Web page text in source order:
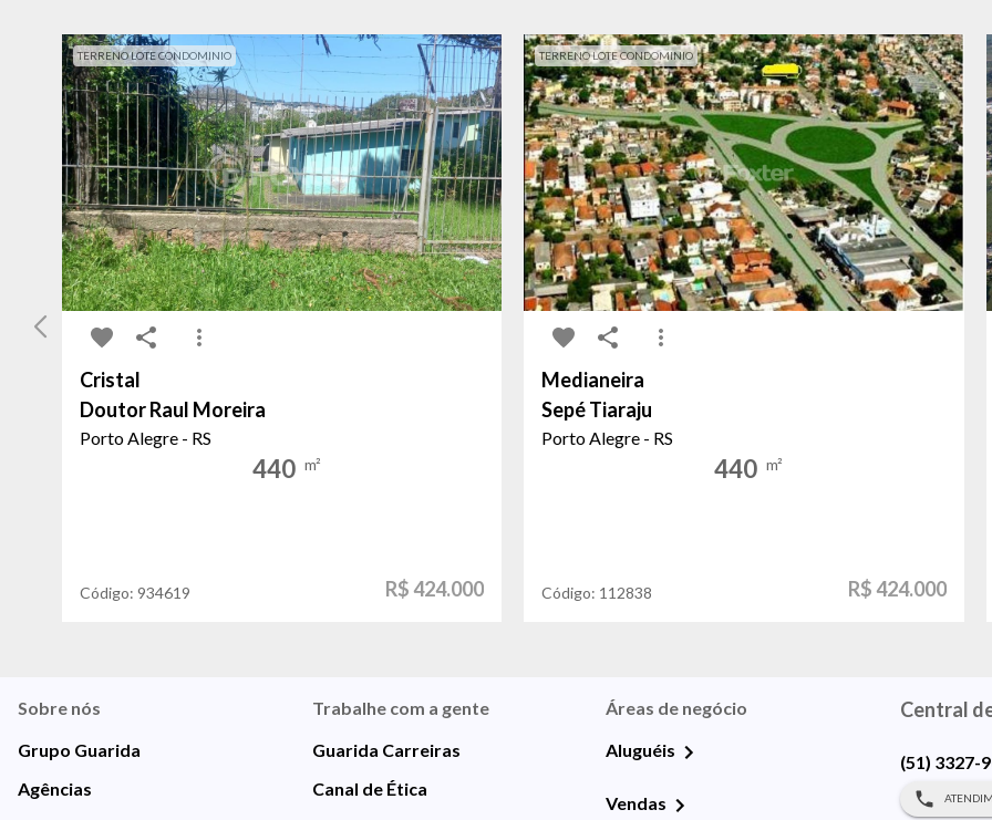
TERRENO LOTE CONDOMINIO
Cristal
Doutor Raul Moreira
Porto Alegre - RS
440 m²
Código: 934619 R$ 424.000
TERRENO LOTE CONDOMINIO
Medianeira
Sepé Tiaraju
Porto Alegre - RS
440 m²
Código: 112838 R$ 424.000
Sobre nós
Grupo Guarida
Agências
Trabalhe com a gente
Guarida Carreiras
Canal de Ética
Áreas de negócio
Aluguéis
Vendas
Central
(51) 3327-